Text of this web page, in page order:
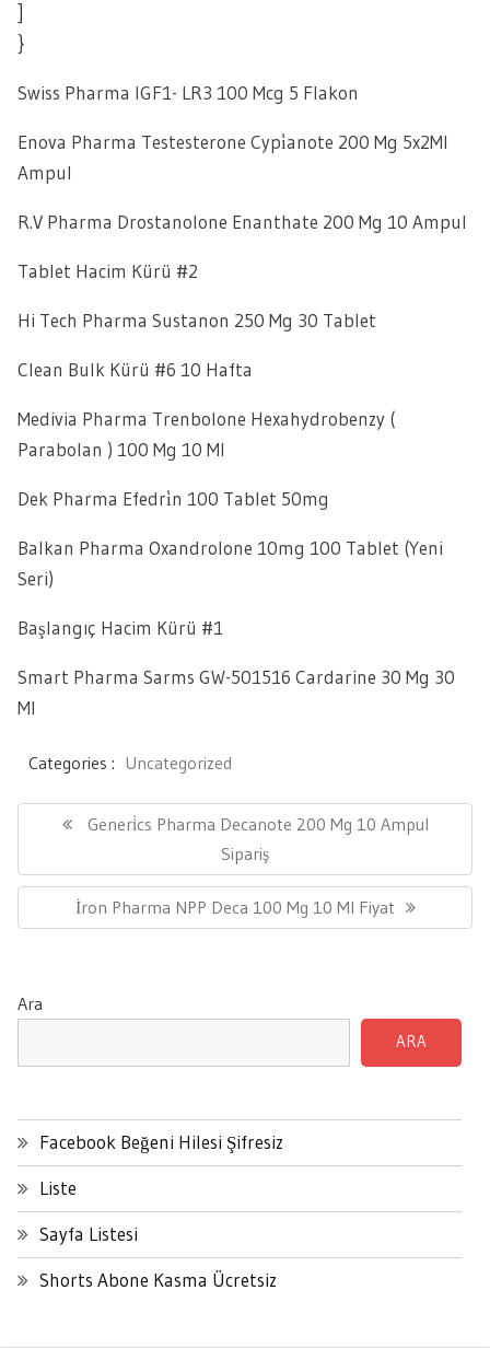
]
}
Swiss Pharma IGF1- LR3 100 Mcg 5 Flakon
Enova Pharma Testesterone Cypi̇anote 200 Mg 5x2Ml
Ampul
R.V Pharma Drostanolone Enanthate 200 Mg 10 Ampul
Tablet Hacim Kürü #2
Hi Tech Pharma Sustanon 250 Mg 30 Tablet
Clean Bulk Kürü #6 10 Hafta
Medivia Pharma Trenbolone Hexahydrobenzy (
Parabolan ) 100 Mg 10 Ml
Dek Pharma Efedri̇n 100 Tablet 50mg
Balkan Pharma Oxandrolone 10mg 100 Tablet (Yeni
Seri)
Başlangıç Hacim Kürü #1
Smart Pharma Sarms GW-501516 Cardarine 30 Mg 30
Ml
Categories : Uncategorized
gezinmesiPrevious
Generi̇cs Pharma Decanote 200 Mg 10 Ampul
Sipariş
Next
Post:
İron Pharma NPP Deca 100 Mg 10 Ml Fiyat
Ara
ARA
Facebook Beğeni Hilesi Şifresiz
Liste
Sayfa Listesi
Shorts Abone Kasma Ücretsiz